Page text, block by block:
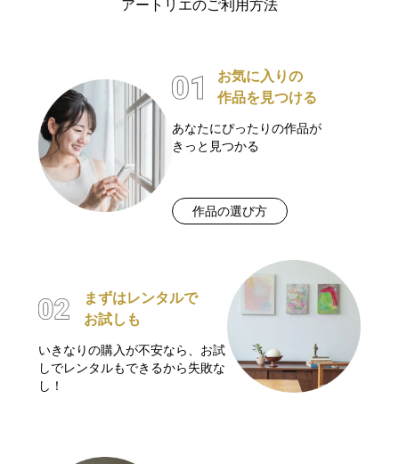
アートリエのご利用方法
お気に入りの
作品を見つける
あなたにぴったりの作品が
きっと見つかる
作品の選び方
まずはレンタルで
お試しも
いきなりの購入が不安なら、お試
しでレンタルもできるから失敗な
し！